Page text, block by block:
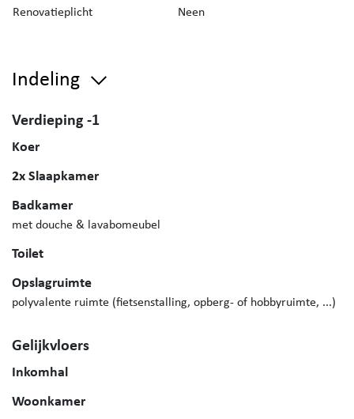
Renovatieplicht Neen
Indeling
Verdieping -1
Koer
2x Slaapkamer
Badkamer
met douche & lavabomeubel
Toilet
Opslagruimte
polyvalente ruimte (fietsenstalling, opberg- of hobbyruimte, ...)
Gelijkvloers
Inkomhal
Woonkamer